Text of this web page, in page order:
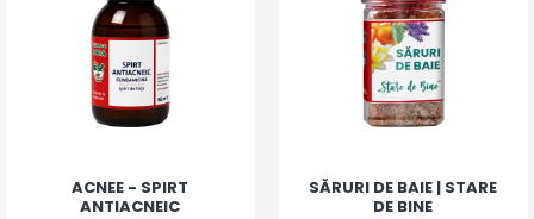
ACNEE - SPIRT
ANTIACNEIC
SĂRURI DE BAIE | STARE
DE BINE